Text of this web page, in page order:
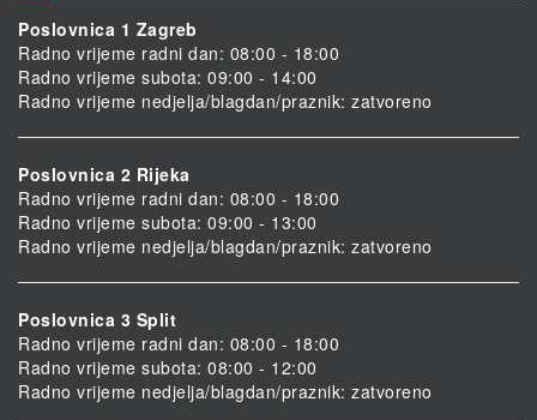
Poslovnica 1 Zagreb
Radno vrijeme radni dan: 08:00 - 18:00
Radno vrijeme subota: 09:00 - 14:00
Radno vrijeme nedjelja/blagdan/praznik: zatvoreno
Poslovnica 2 Rijeka
Radno vrijeme radni dan: 08:00 - 18:00
Radno vrijeme subota: 09:00 - 13:00
Radno vrijeme nedjelja/blagdan/praznik: zatvoreno
Poslovnica 3 Split
Radno vrijeme radni dan: 08:00 - 18:00
Radno vrijeme subota: 08:00 - 12:00
Radno vrijeme nedjelja/blagdan/praznik: zatvoreno